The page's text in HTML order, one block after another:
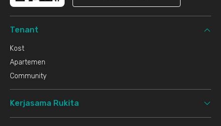
Tenant
Kost
Apartemen
Community
Kerjasama Rukita